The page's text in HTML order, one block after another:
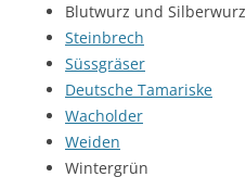
Blutwurz und Silberwurz
Steinbrech
Süssgräser
Deutsche Tamariske
Wacholder
Weiden
Wintergrün